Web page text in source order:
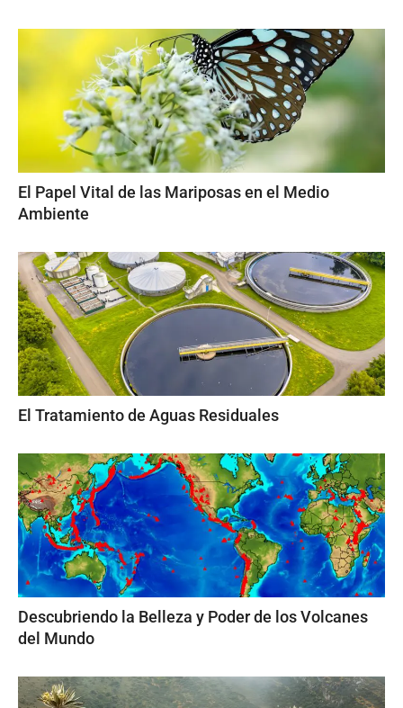
El Papel Vital de las Mariposas en el Medio
Ambiente
El Tratamiento de Aguas Residuales
Descubriendo la Belleza y Poder de los Volcanes
del Mundo